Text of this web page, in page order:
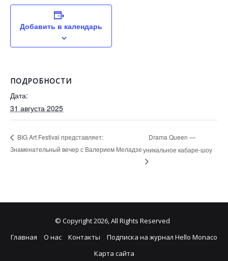
Добавить в календарь
ПОДРОБНОСТИ
Дата:
31 августа 2025
BIG Art Festival представляет:
Знаменательный вечер с Валерием Меладзе
Drama Queen —
уникальное кабаре-шоу
© Copyright 2026, All Rights Reserved
Главная
О нас Контакты
Подписка на журнал Hello Monaco
Карта сайта